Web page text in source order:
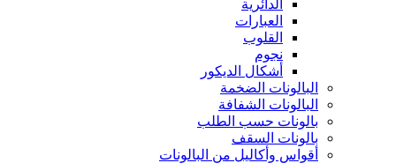
الدائرية
العبارات
القلوب
نجوم
أشكال الديكور
البالونات الضخمة
البالونات الشفافة
بالونات حسب الطلب
بالونات السقف
أقواس وأكاليل من البالونات